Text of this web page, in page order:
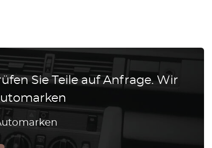
Sie Teile auf Anfrage. Wir